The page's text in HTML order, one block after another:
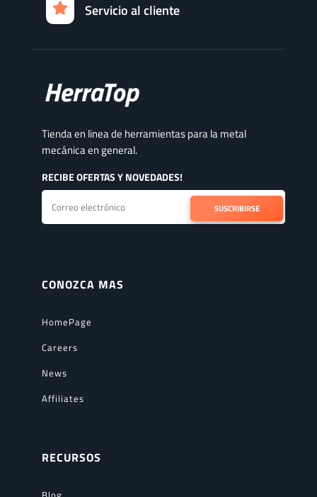
Servicio al cliente
Tienda en linea de herramientas para la metal
mecánica en general.
RECIBE OFERTAS Y NOVEDADES!
SUSCRIBIRSE
CONOZCA MAS
HomePage
Careers
News
Affiliates
RECURSOS